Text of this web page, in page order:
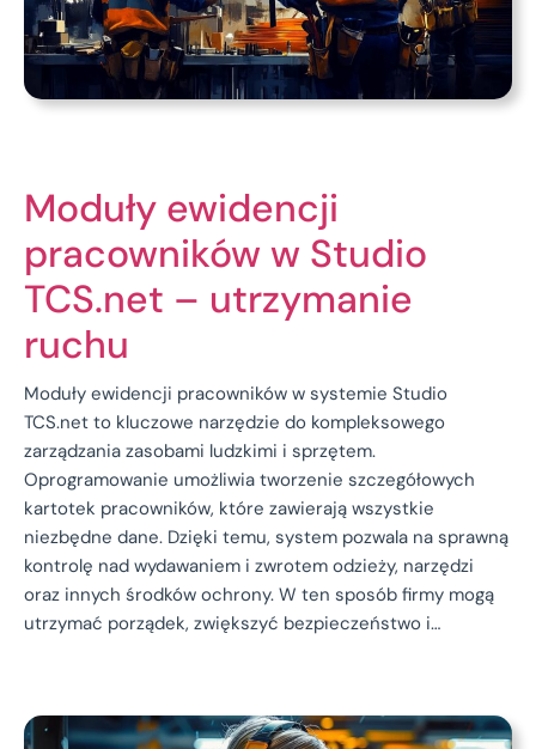
Moduły ewidencji
pracowników w Studio
TCS.net – utrzymanie
ruchu
Moduły ewidencji pracowników w systemie Studio
TCS.net to kluczowe narzędzie do kompleksowego
zarządzania zasobami ludzkimi i sprzętem.
Oprogramowanie umożliwia tworzenie szczegółowych
kartotek pracowników, które zawierają wszystkie
niezbędne dane. Dzięki temu, system pozwala na sprawną
kontrolę nad wydawaniem i zwrotem odzieży, narzędzi
oraz innych środków ochrony. W ten sposób firmy mogą
utrzymać porządek, zwiększyć bezpieczeństwo i…